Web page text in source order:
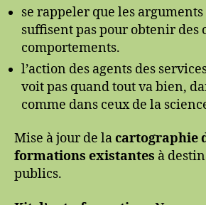
se rappeler que les
suffisent pas pour obtenir des
comportements.
l’action des agents des
voit pas quand tout va bien,
comme dans ceux de la
Mise à jour de lacartographie
formations existantes à
publics.